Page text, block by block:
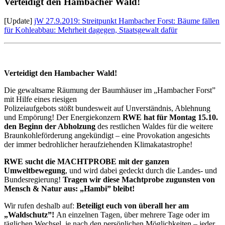
[Update] jW 27.9.2019: Streitpunkt Hambacher Forst: Bäume fällen
für Kohleabbau: Mehrheit dagegen, Staatsgewalt dafür
Verteidigt den Hambacher Wald!
Die gewaltsame Räumung der Baumhäuser im „Hambacher Forst”
mit Hilfe eines riesigen
Polizeiaufgebots stößt bundesweit auf Unverständnis, Ablehnung
und Empörung! Der Energiekonzern RWE hat für Montag 15.10.
den Beginn der Abholzung des restlichen Waldes für die weitere
Braunkohleförderung angekündigt – eine Provokation angesichts
der immer bedrohlicher heraufziehenden Klimakatastrophe!
RWE sucht die MACHTPROBE mit der ganzen
Umweltbewegung, und wird dabei gedeckt durch die Landes- und
Bundesregierung! Tragen wir diese Machtprobe zugunsten von
Mensch & Natur aus: „Hambi” bleibt!
Wir rufen deshalb auf: Beteiligt euch von überall her am
„Waldschutz”! An einzelnen Tagen, über mehrere Tage oder im